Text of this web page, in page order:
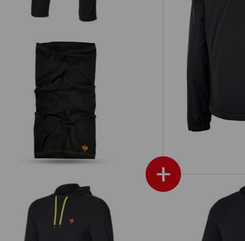
+
Foulard multifunzione UV e.s.trail